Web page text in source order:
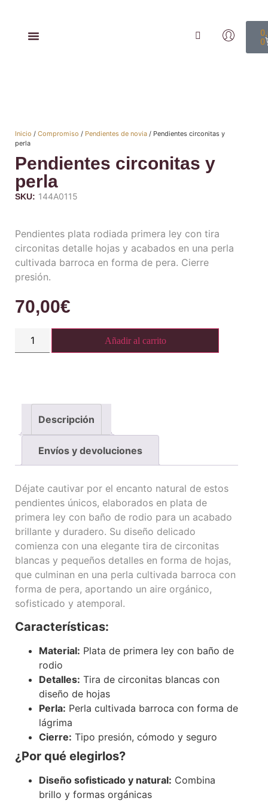
0
Inicio / Compromiso / Pendientes de novia / Pendientes circonitas y
perla
Pendientes circonitas y
perla
SKU: 144A0115
Pendientes plata rodiada primera ley con tira
circonitas detalle hojas y acabados en una perla
cultivada barroca en forma de pera. Cierre
presión.
70,00€
Añadir al carrito
Descripción
Envíos y devoluciones
Déjate cautivar por el encanto natural de estos
pendientes únicos, elaborados en plata de
primera ley con baño de rodio para un acabado
brillante y duradero. Su diseño delicado
comienza con una elegante tira de circonitas
blancas y pequeños detalles en forma de hojas,
que culminan en una perla cultivada barroca con
forma de pera, aportando un aire orgánico,
sofisticado y atemporal.
Características:
Material: Plata de primera ley con baño de
rodio
Detalles: Tira de circonitas blancas con
diseño de hojas
Perla: Perla cultivada barroca con forma de
lágrima
Cierre: Tipo presión, cómodo y seguro
¿Por qué elegirlos?
Diseño sofisticado y natural: Combina
brillo y formas orgánicas